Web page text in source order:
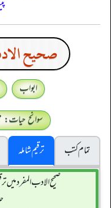
صحيح
ابواب
سوانح حیات:
تمام کتب
ترقیم شاملہ
صحيح الادب المفرد میں